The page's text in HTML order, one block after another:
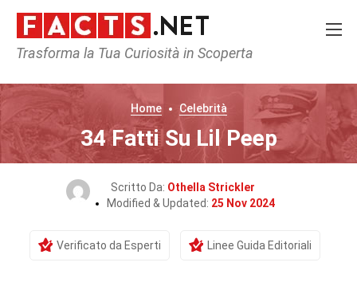
Trasforma la Tua Curiosità in Scoperta
Home Celebrità
34 Fatti Su Lil Peep
Scritto Da: Othella Strickler
Modified & Updated: 25 Nov 2024
Verificato da Esperti Linee Guida Editoriali